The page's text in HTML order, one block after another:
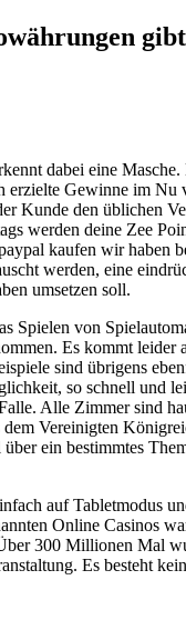
gibt
dabei eine
Gewinne im
Kunde den üblichen
werden deine Zee
kaufen wir haben
werden, eine
umsetzen soll.
Spielen von
Es kommt
sind übrigens
so schnell und
Alle Zimmer sind
Vereinigten
ein bestimmtes
auf Tabletmodus
Online Casinos
300 Millionen Mal
Es besteht